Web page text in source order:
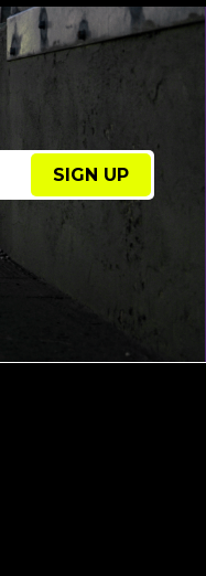
SIGN UP